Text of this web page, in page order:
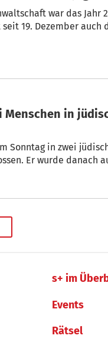
war das Jahr
19. Dezember
Sonntag in zwei
Er wurde danach
s+ im
Events
Rätsel